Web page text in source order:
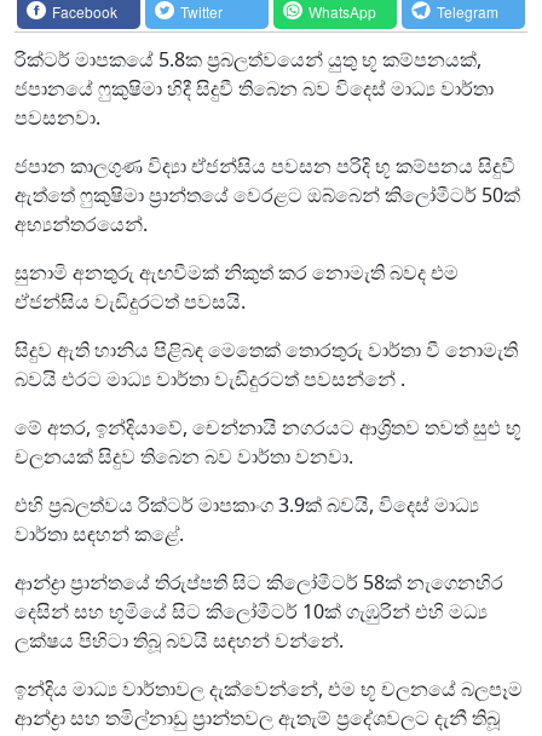
Facebook Twitter WhatsApp Telegram
රික්ටර් මාපකයේ 5.8ක ප්‍රබලත්වයෙන් යුතු භූ කම්පනයක්,
ජපානයේ ෆුකුෂිමා හිදී සිදුවී තිබෙන බව විදෙස් මාධ්‍ය වාර්තා
පවසනවා.
ජපාන කාලගුණ විද්‍යා ඒජන්සිය පවසන පරිදි භූ කම්පනය සිදුවී
ඇත්තේ ෆුකුෂිමා ප්‍රාන්තයේ වෙරළට ඔබ්බෙන් කිලෝමීටර් 50ක්
අභ්‍යන්තරයෙන්.
සුනාමි අනතුරු ඇඟවීමක් නිකුත් කර නොමැති බවද එම
ඒජන්සිය වැඩිදුරටත් පවසයි.
සිදුව ඇති හානිය පිළිබඳ මෙතෙක් තොරතුරු වාර්තා වී නොමැති
බවයි එරට මාධ්‍ය වාර්තා වැඩිදුරටත් පවසන්නේ .
මේ අතර, ඉන්දියාවේ, චෙන්නායි නගරයට ආශ්‍රිතව තවත් සුළු භූ
චලනයක් සිදුව තිබෙන බව වාර්තා වනවා.
එහි ප්‍රබලත්වය රික්ටර් මාපකාංග 3.9ක් බවයි, විදෙස් මාධ්‍ය
වාර්තා සඳහන් කළේ.
ආන්ද්‍රා ප්‍රාන්තයේ තිරුප්පති සිට කිලෝමීටර් 58ක් නැගෙනහිර
දෙසින් සහ භූමියේ සිට කිලෝමීටර් 10ක් ගැඹුරින් එහි මධ්‍ය
ලක්ෂය පිහිටා තිබූ බවයි සඳහන් වන්නේ.
ඉන්දිය මාධ්‍ය වාර්තාවල දැක්වෙන්නේ, එම භූ චලනයේ බලපෑම
ආන්ද්‍රා සහ තමිල්නාඩු ප්‍රාන්තවල ඇතැම් ප්‍රදේශවලට දැනී තිබූ